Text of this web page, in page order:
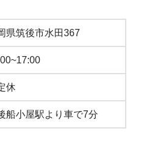
県筑後市水田367
休
船小屋駅より車で7分